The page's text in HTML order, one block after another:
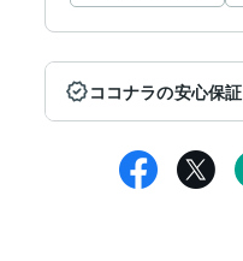
ココナラの安心保証